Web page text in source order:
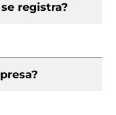
registra?